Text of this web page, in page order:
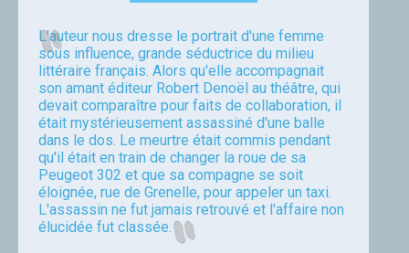
L'auteur nous dresse le portrait d'une femme
sous influence, grande séductrice du milieu
littéraire français. Alors qu'elle accompagnait
son amant éditeur Robert Denoël au théâtre, qui
devait comparaître pour faits de collaboration, il
était mystérieusement assassiné d'une balle
dans le dos. Le meurtre était commis pendant
qu'il était en train de changer la roue de sa
Peugeot 302 et que sa compagne se soit
éloignée, rue de Grenelle, pour appeler un taxi.
L'assassin ne fut jamais retrouvé et l'affaire non
élucidée fut classée.